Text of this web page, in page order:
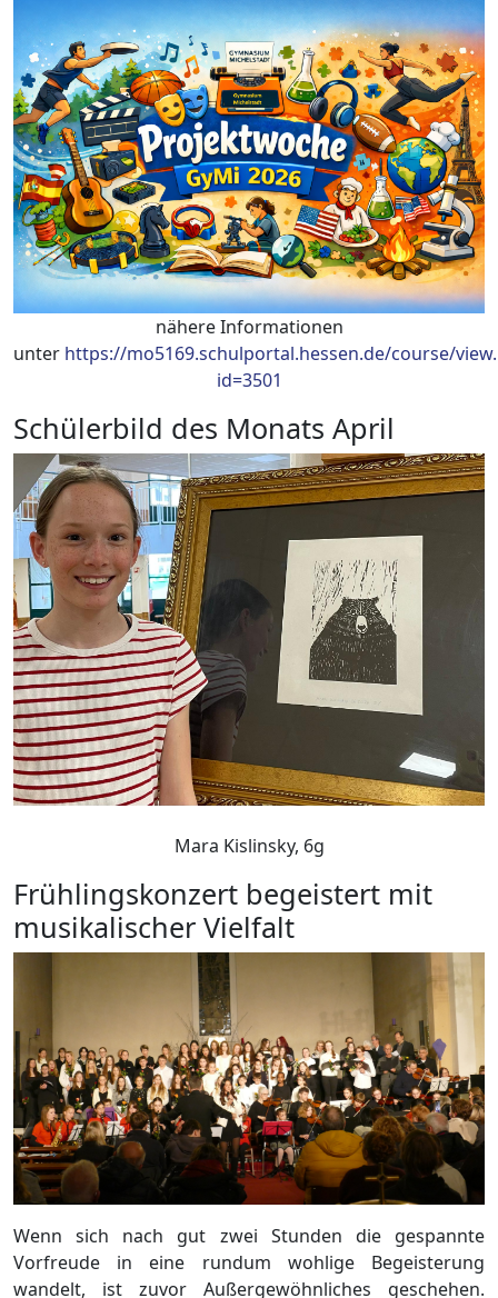
nähere Informationen
unter https://mo5169.schulportal.hessen.de/course/
id=3501
Schülerbild des Monats April
Mara Kislinsky, 6g
Frühlingskonzert begeistert mit
musikalischer Vielfalt
Wenn sich nach gut zwei Stunden die gespannte
Vorfreude in eine rundum wohlige Begeisterung
wandelt, ist zuvor Außergewöhnliches geschehen.